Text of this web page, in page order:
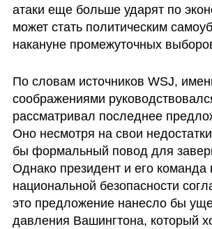
атаки еще больше ударят по
может стать политическим
накануне промежуточных
По словам источников WSJ,
соображениями
рассматривал последнее
Оно несмотря на свои
бы формальный повод для
Однако президент и его команда
национальной безопасности
это предложение нанесло бы
давления Вашингтона, который